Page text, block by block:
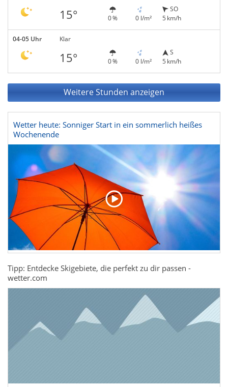
15° 0 % 0 l/m²
SO
5 km/h
04-05 Uhr Klar
15° 0 % 0 l/m²
S
5 km/h
Weitere Stunden anzeigen
Wetter heute: Sonniger Start in ein sommerlich heißes
Wochenende
Tipp: Entdecke Skigebiete, die perfekt zu dir passen -
wetter.com